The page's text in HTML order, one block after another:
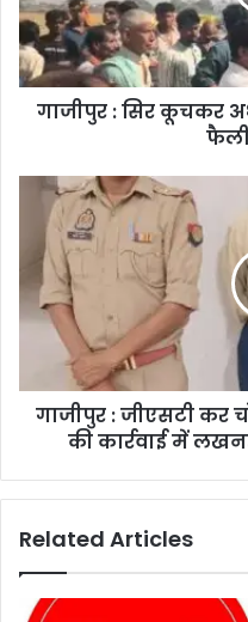
गाजीपुर : सिर कूचकर
गाजीपुर : जीएसटी कर
की कार्रवाई में
Related Articles